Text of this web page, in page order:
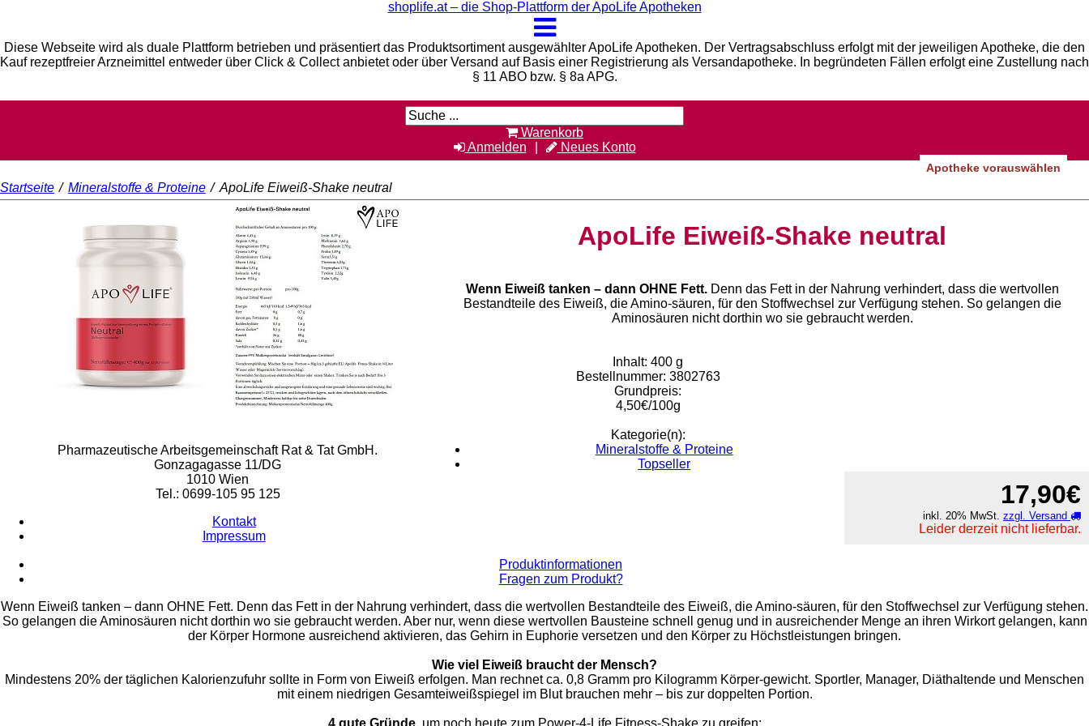
shoplife.at – die Shop-Plattform der ApoLife Apotheken
Diese Webseite wird als duale Plattform betrieben und präsentiert das Produktsortiment ausgewählter ApoLife Apotheken. Der Vertragsabschluss erfolgt mit der jeweiligen Apotheke, die den
Kauf rezeptfreier Arzneimittel entweder über Click & Collect anbietet oder über Versand auf Basis einer Registrierung als Versandapotheke. In begründeten Fällen erfolgt eine Zustellung nach
§ 11 ABO bzw. § 8a APG.
Warenkorb
Anmelden
Neues Konto
Apotheke vorauswählen
Startseite / Mineralstoffe & Proteine / ApoLife Eiweiß-Shake neutral
ApoLife Eiweiß-Shake neutral
Wenn Eiweiß tanken – dann OHNE Fett. Denn das Fett in der Nahrung verhindert, dass die wertvollen
Bestandteile des Eiweiß, die Amino-säuren, für den Stoffwechsel zur Verfügung stehen. So gelangen die
Aminosäuren nicht dorthin wo sie gebraucht werden.
Inhalt: 400 g
Bestellnummer: 3802763
Grundpreis:
4,50€/100g
Kategorie(n):
Mineralstoffe & Proteine
Topseller
17,90€
inkl. 20% MwSt. zzgl. Versand
Leider derzeit nicht lieferbar.
Produktinformationen
Fragen zum Produkt?
Wenn Eiweiß tanken – dann OHNE Fett. Denn das Fett in der Nahrung verhindert, dass die wertvollen Bestandteile des Eiweiß, die Amino-säuren, für den Stoffwechsel zur Verfügung stehen.
So gelangen die Aminosäuren nicht dorthin wo sie gebraucht werden. Aber nur, wenn diese wertvollen Bausteine schnell genug und in ausreichender Menge an ihren Wirkort gelangen, kann
der Körper Hormone ausreichend aktivieren, das Gehirn in Euphorie versetzen und den Körper zu Höchstleistungen bringen.
Wie viel Eiweiß braucht der Mensch?
Mindestens 20% der täglichen Kalorienzufuhr sollte in Form von Eiweiß erfolgen. Man rechnet ca. 0,8 Gramm pro Kilogramm Körper-gewicht. Sportler, Manager, Diäthaltende und Menschen
mit einem niedrigen Gesamteiweißspiegel im Blut brauchen mehr – bis zur doppelten Portion.
4 gute Gründe, um noch heute zum Power-4-Life Fitness-Shake zu greifen:
Pharmazeutische Arbeitsgemeinschaft Rat & Tat GmbH.
Gonzagagasse 11/DG
1010 Wien
Tel.: 0699-105 95 125
Kontakt
Impressum